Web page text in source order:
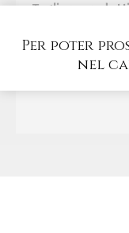
Per poter
nel
Tagliere
QUANTITÀ